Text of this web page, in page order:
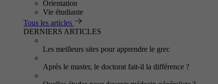
Orientation
Vie étudiante
Tous les articles
DERNIERS ARTICLES
Les meilleurs sites pour apprendre le grec
Après le master, le doctorat fait-il la différence ?